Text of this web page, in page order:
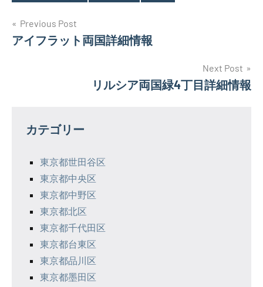
投
稿
ー
Previous Post
アイフラット両国詳細情報
Next Post
リルシア両国緑4丁目詳細情報
カテゴリー
東京都世田谷区
東京都中央区
東京都中野区
東京都北区
東京都千代田区
東京都台東区
東京都品川区
東京都墨田区